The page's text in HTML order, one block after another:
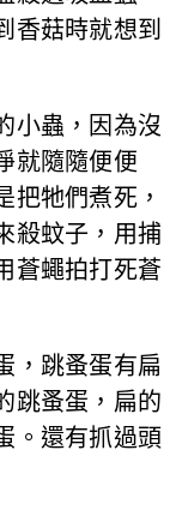
香菇時就想到
小蟲，因為沒
就隨隨便便
把牠們煮死，
殺蚊子，用捕
蒼蠅拍打死蒼
，跳蚤蛋有扁
跳蚤蛋，扁的
。還有抓過頭